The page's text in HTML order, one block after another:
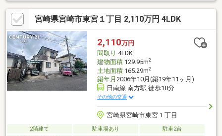
宮崎県宮崎市東宮１丁目 2,110万円 4LDK
2,110万円
間取り 4LDK
建物面積129.95m2
土地面積165.29m2
築年月 2006年10月(築19年11ヶ月)
日南線 南方駅 徒歩18分
その他の交通
宮崎県宮崎市東宮１丁目
2階建て 駐車場あり
駐車2台